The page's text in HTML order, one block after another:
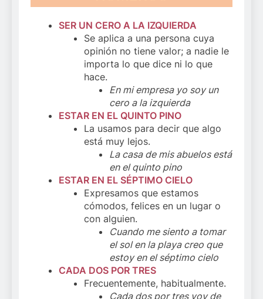
SER UN CERO A LA IZQUIERDA
Se aplica a una persona cuya
opinión no tiene valor; a nadie le
importa lo que dice ni lo que
hace.
En mi empresa yo soy un
cero a la izquierda
ESTAR EN EL QUINTO PINO
La usamos para decir que algo
está muy lejos.
La casa de mis abuelos está
en el quinto pino
ESTAR EN EL SÉPTIMO CIELO
Expresamos que estamos
cómodos, felices en un lugar o
con alguien.
Cuando me siento a tomar
el sol en la playa creo que
estoy en el séptimo cielo
CADA DOS POR TRES
Frecuentemente, habitualmente.
Cada dos por tres voy de